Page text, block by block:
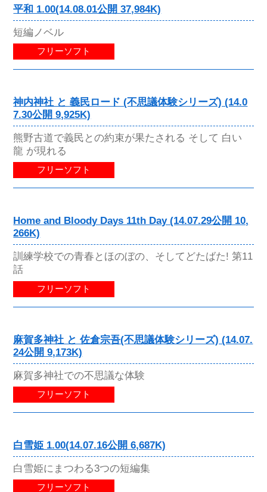
平和 1.00(14.08.01公開 37,984K)
短編ノベル
フリーソフト
神内神社 と 義民ロード (不思議体験シリーズ) (14.0
7.30公開 9,925K)
熊野古道で義民との約束が果たされる そして 白い
龍 が現れる
フリーソフト
Home and Bloody Days 11th Day (14.07.29公開 10,
266K)
訓練学校での青春とほのぼの、そしてどたばた! 第11
話
フリーソフト
麻賀多神社 と 佐倉宗吾(不思議体験シリーズ) (14.07.
24公開 9,173K)
麻賀多神社での不思議な体験
フリーソフト
白雪姫 1.00(14.07.16公開 6,687K)
白雪姫にまつわる3つの短編集
フリーソフト